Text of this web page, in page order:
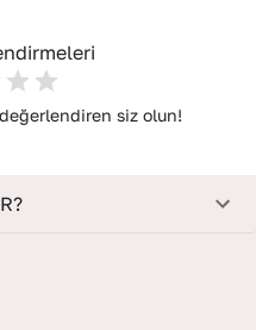
siz olun!